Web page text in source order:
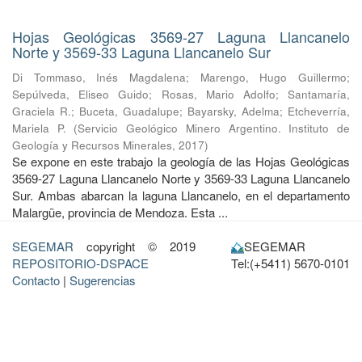
Hojas Geológicas 3569-27 Laguna Llancanelo
Norte y 3569-33 Laguna Llancanelo Sur
Di Tommaso, Inés Magdalena; Marengo, Hugo Guillermo;
Sepúlveda, Eliseo Guido; Rosas, Mario Adolfo;Santamaría,
Graciela R.; Buceta, Guadalupe; Bayarsky, Adelma; Etcheverría,
Mariela P. (Servicio Geológico Minero Argentino. Instituto de
Geología y Recursos Minerales, 2017)
Se expone en este trabajo la geología de las Hojas Geológicas
3569-27 Laguna Llancanelo Norte y 3569-33 Laguna Llancanelo
Sur. Ambas abarcan la laguna Llancanelo, en el departamento
Malargüe, provincia de Mendoza. Esta ...
SEGEMAR copyright © 2019
REPOSITORIO-DSPACE
Contacto | Sugerencias
SEGEMAR
Tel:(+5411) 5670-0101